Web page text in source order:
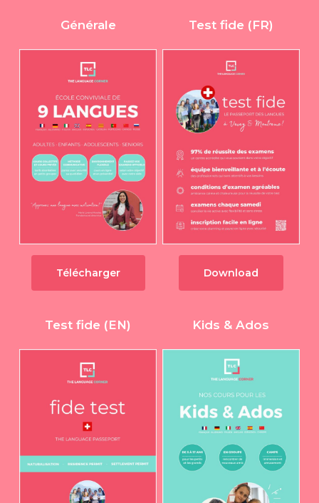
Générale
Télécharger
Test fide (FR)
Download
Test fide (EN) Kids & Ados